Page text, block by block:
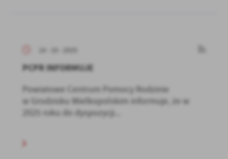
14 - 10 - 2025
PCPR INFORMUJE
Powiatowe Centrum Pomocy Rodzinie
w Grodzisku Wielkopolskim informuje, że w
2025 roku do dyspozycji...